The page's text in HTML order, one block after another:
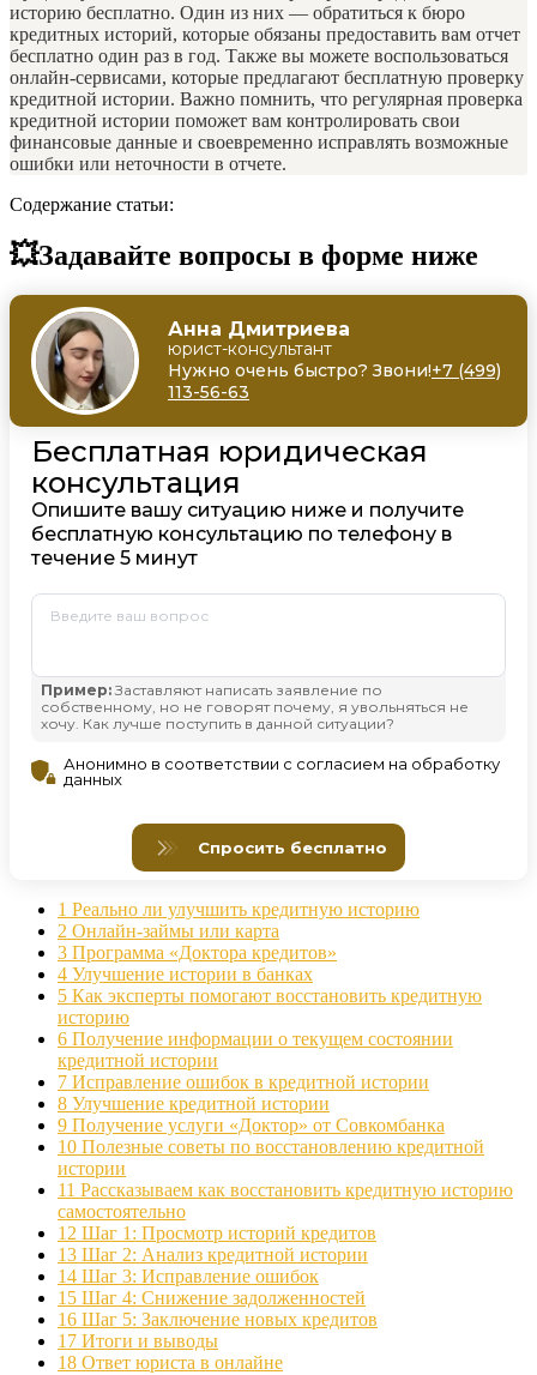
историю бесплатно. Один из них — обратиться к бюро
кредитных историй, которые обязаны предоставить вам отчет
бесплатно один раз в год. Также вы можете воспользоваться
онлайн-сервисами, которые предлагают бесплатную проверку
кредитной истории. Важно помнить, что регулярная проверка
кредитной истории поможет вам контролировать свои
финансовые данные и своевременно исправлять возможные
ошибки или неточности в отчете.
Содержание статьи:
💥Задавайте вопросы в форме ниже
1 Реально ли улучшить кредитную историю
2 Онлайн-займы или карта
3 Программа «Доктора кредитов»
4 Улучшение истории в банках
5 Как эксперты помогают восстановить кредитную
историю
6 Получение информации о текущем состоянии
кредитной истории
7 Исправление ошибок в кредитной истории
8 Улучшение кредитной истории
9 Получение услуги «Доктор» от Совкомбанка
10 Полезные советы по восстановлению кредитной
истории
11 Рассказываем как восстановить кредитную историю
самостоятельно
12 Шаг 1: Просмотр историй кредитов
13 Шаг 2: Анализ кредитной истории
14 Шаг 3: Исправление ошибок
15 Шаг 4: Снижение задолженностей
16 Шаг 5: Заключение новых кредитов
17 Итоги и выводы
18 Ответ юриста в онлайне